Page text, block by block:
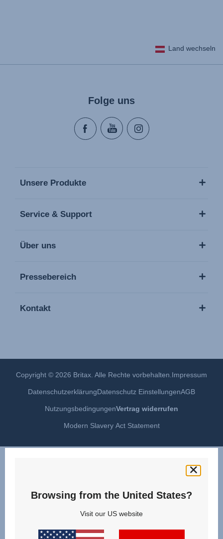
Land wechseln
Folge uns
Unsere Produkte
Service & Support
Über uns
Pressebereich
Kontakt
Copyright © 2026 Britax. Alle Rechte vorbehalten. Impressum
DatenschutzerklärungDatenschutz EinstellungenAGB
NutzungsbedingungenVertrag widerrufen
Modern Slavery Act Statement
Browsing from the United States?
Visit our US website